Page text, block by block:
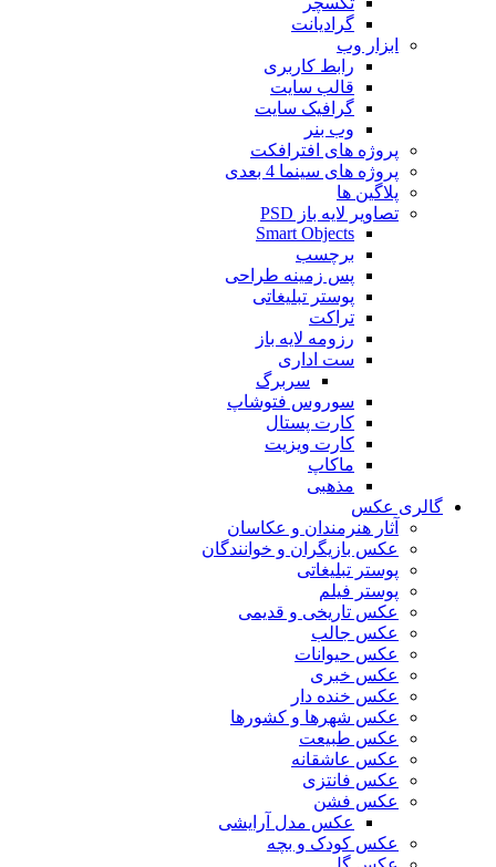
گرادیانت
ابزار وب
رابط کاربری
قالب سایت
گرافیک سایت
وب بنر
پروژه های افترافکت
پروژه های سینما 4 بعدی
پلاگین ها
تصاویر لایه باز PSD
Smart Objects
برچسب
پس زمینه طراحی
پوستر تبلیغاتی
تراکت
رزومه لایه باز
ست اداری
سربرگ
سوروس فتوشاپ
کارت پستال
کارت ویزیت
ماکاپ
مذهبی
گالری عکس
آثار هنرمندان و عکاسان
عکس بازیگران و خوانندگان
پوستر تبلیغاتی
پوستر فیلم
عکس تاریخی و قدیمی
عکس جالب
عکس حیوانات
عکس خبری
عکس خنده دار
عکس شهرها و کشورها
عکس طبیعت
عکس عاشقانه
عکس فانتزی
عکس فشن
عکس مدل آرایشی
عکس کودک و بچه